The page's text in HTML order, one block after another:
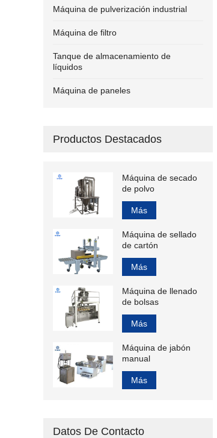
Máquina de pulverización industrial
Máquina de filtro
Tanque de almacenamiento de
líquidos
Máquina de paneles
Productos Destacados
Máquina de secado
de polvo
Más
Máquina de sellado
de cartón
Más
Máquina de llenado
de bolsas
Más
Máquina de jabón
manual
Más
Datos De Contacto